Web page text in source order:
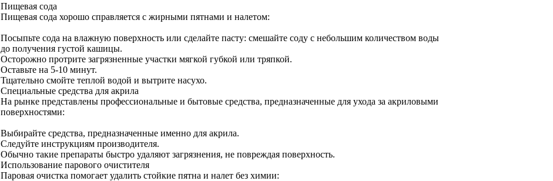
Пищевая сода
Пищевая сода хорошо справляется с жирными пятнами и налетом:
Посыпьте сода на влажную поверхность или сделайте пасту: смешайте соду с небольшим количеством воды
до получения густой кашицы.
Осторожно протрите загрязненные участки мягкой губкой или тряпкой.
Оставьте на 5-10 минут.
Тщательно смойте теплой водой и вытрите насухо.
Специальные средства для акрила
На рынке представлены профессиональные и бытовые средства, предназначенные для ухода за акриловыми
поверхностями:
Выбирайте средства, предназначенные именно для акрила.
Следуйте инструкциям производителя.
Обычно такие препараты быстро удаляют загрязнения, не повреждая поверхность.
Использование парового очистителя
Паровая очистка помогает удалить стойкие пятна и налет без химии: